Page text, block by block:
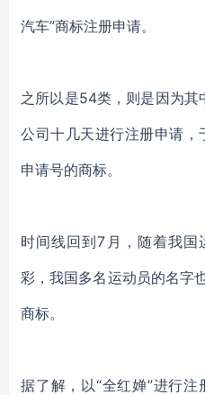
汽车”商标注册申请。
之所以是54类，则是因为其
公司十几天进行注册申请
申请号的商标。
时间线回到7月，随着我国
彩，我国多名运动员的名字
商标。
据了解， 以“全红婵”进行注